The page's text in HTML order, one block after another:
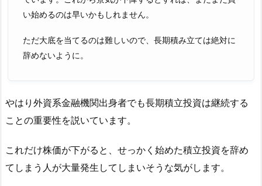
い始めるのは早いかもしれません。
ただ大底を当てるのは難しいので、長期積み立ては絶対に
辞めないように。
やはり外資系金融機関出身者でも長期積立投資は継続する
ことの重要性を説いています。
これだけ株価が下がると、せっかく始めた積立投資を辞め
てしまう人が大量発生してしまいそうな気がします。